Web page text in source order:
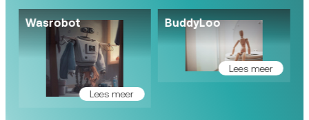
Wasrobot
Lees meer
BuddyLoo
Lees meer